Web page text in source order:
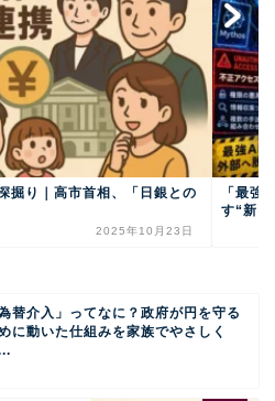
掘り｜高市首相、「日銀との
2025年10月23日
「最強
す“新
為替介入」ってなに？政府が円を守る
に動いた仕組みを家族でやさしく